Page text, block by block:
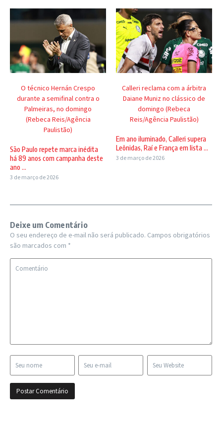
O técnico Hernán Crespo
durante a semifinal contra o
Palmeiras, no domingo
(Rebeca Reis/Agência
Paulistão)
São Paulo repete marca inédita
há 89 anos com campanha deste
ano ...
3 de março de 2026
Calleri reclama com a árbitra
Daiane Muniz no clássico de
domingo (Rebeca
Reis/Agência Paulistão)
Em ano iluminado, Calleri supera
Leônidas, Raí e França em lista ...
3 de março de 2026
Deixe um Comentário
O seu endereço de e-mail não será publicado. Campos obrigatórios
são marcados com *